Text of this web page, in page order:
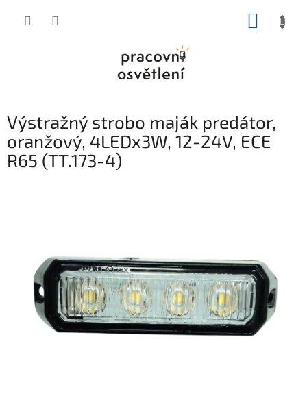
Výstražný strobo maják predátor,
oranžový, 4LEDx3W, 12-24V, ECE
R65 (TT.173-4)